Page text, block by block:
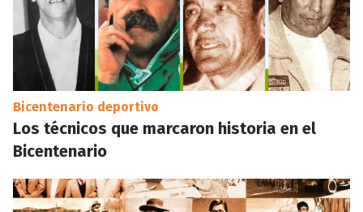
Bicentenario deportivo
Los técnicos que marcaron historia en el
Bicentenario